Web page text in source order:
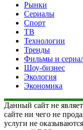
Рынки
Сериалы
Спорт
ТВ
Технологии
Тренды
Фильмы и
Шоу-бизнес
Экология
Экономика
Данный сайт не
сайте ни чего не
услуги не